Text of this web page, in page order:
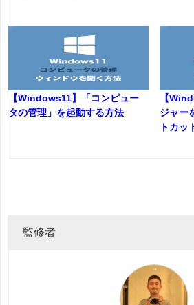
【Windows11】「コンピュー
タの管理」を起動する方法
【
ジャー
トカッ
監修者